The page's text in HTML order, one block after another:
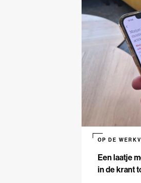
Een laatje
in de krant
OP DE